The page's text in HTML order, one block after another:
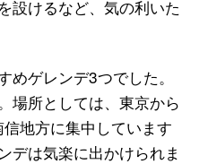
設けるなど、気の利いた
めゲレンデ3つでした。
場所としては、東京から
地方に集中しています
デは気楽に出かけられま